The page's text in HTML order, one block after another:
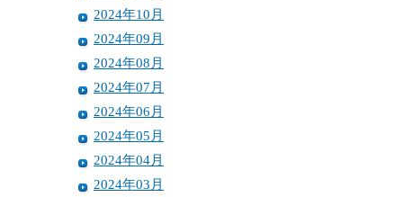
2024年10月
2024年09月
2024年08月
2024年07月
2024年06月
2024年05月
2024年04月
2024年03月